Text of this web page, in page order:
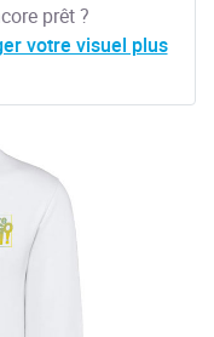
prêt ?
votre visuel plus